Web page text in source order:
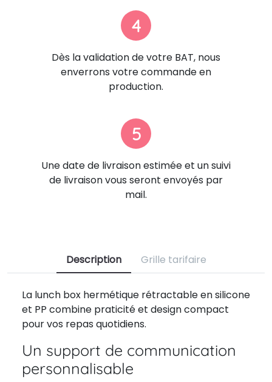
4
Dès la validation de votre BAT, nous
enverrons votre commande en
production.
5
Une date de livraison estimée et un suivi
de livraison vous seront envoyés par
mail.
Description Grille tarifaire
La lunch box hermétique rétractable en silicone
et PP combine praticité et design compact
pour vos repas quotidiens.
Un support de communication
personnalisable